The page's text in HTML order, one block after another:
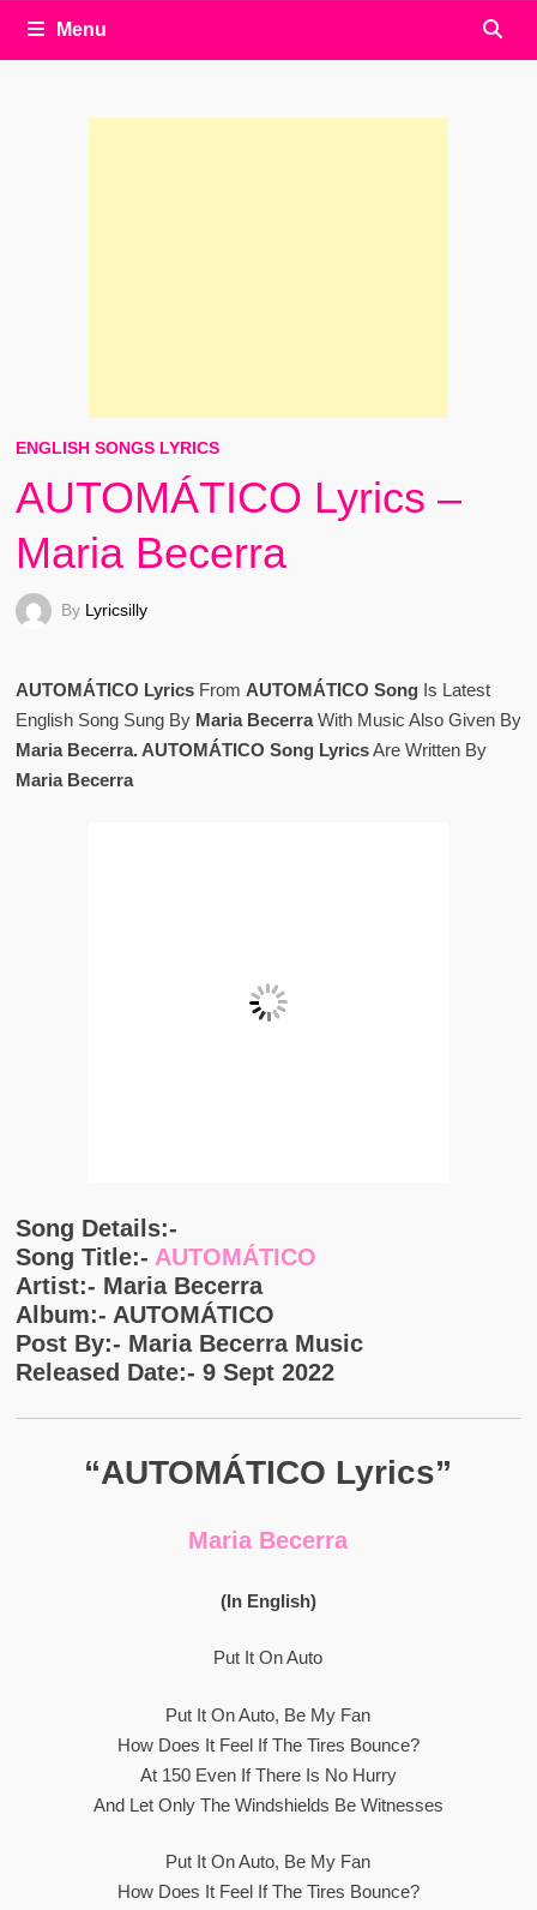
Menu
ENGLISH SONGS LYRICS
AUTOMÁTICO Lyrics –
Maria Becerra
By Lyricsilly
AUTOMÁTICO LyricsFrom AUTOMÁTICO SongIs Latest
English Song Sung By Maria BecerraWith Music Also Given By
Maria Becerra. AUTOMÁTICO Song LyricsAre Written By
Maria Becerra
Song Details:-
Song Title:- AUTOMÁTICO
Artist:- Maria Becerra
Album:- AUTOMÁTICO
Post By:- Maria Becerra Music
Released Date:- 9 Sept 2022
“AUTOMÁTICO Lyrics”
Maria Becerra
(In English)
Put It On Auto
Put It On Auto, Be My Fan
How Does It Feel If The Tires Bounce?
At 150 Even If There Is No Hurry
And Let Only The Windshields Be Witnesses
Put It On Auto, Be My Fan
How Does It Feel If The Tires Bounce?